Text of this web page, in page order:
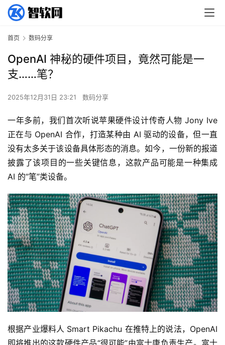
首页 数码分享
OpenAI 神秘的硬件项目，竟然可能是一
支……笔？
2025年12月31日 23:21 数码分享
一年多前，我们首次听说苹果硬件设计传奇人物 Jony Ive
正在与 OpenAI 合作，打造某种由 AI 驱动的设备，但一直
没有太多关于该设备具体形态的消息。如今，一份新的报道
披露了该项目的一些关键信息，这款产品可能是一种集成
AI 的“笔”类设备。
根据产业爆料人 Smart Pikachu 在推特上的说法，OpenAI